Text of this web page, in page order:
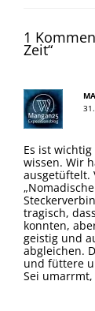
1
Zeit“
Es ist
wissen. Wir
ausgetüftelt.
tragisch,
konnten,
geistig und
abgleichen.
und füttere
Sei